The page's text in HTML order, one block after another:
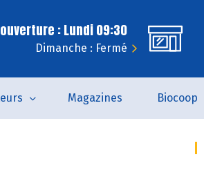
: Lundi 09:30
Dimanche : Fermé
Magazines Biocoop